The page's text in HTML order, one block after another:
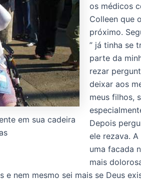
em sua cadeira
os médicos
Colleen que
próximo.
” já tinha se
parte da
rezar
deixar aos
meus filhos,
Depois
ele rezava.
uma facada
mais
e nem mesmo sei mais se Deus